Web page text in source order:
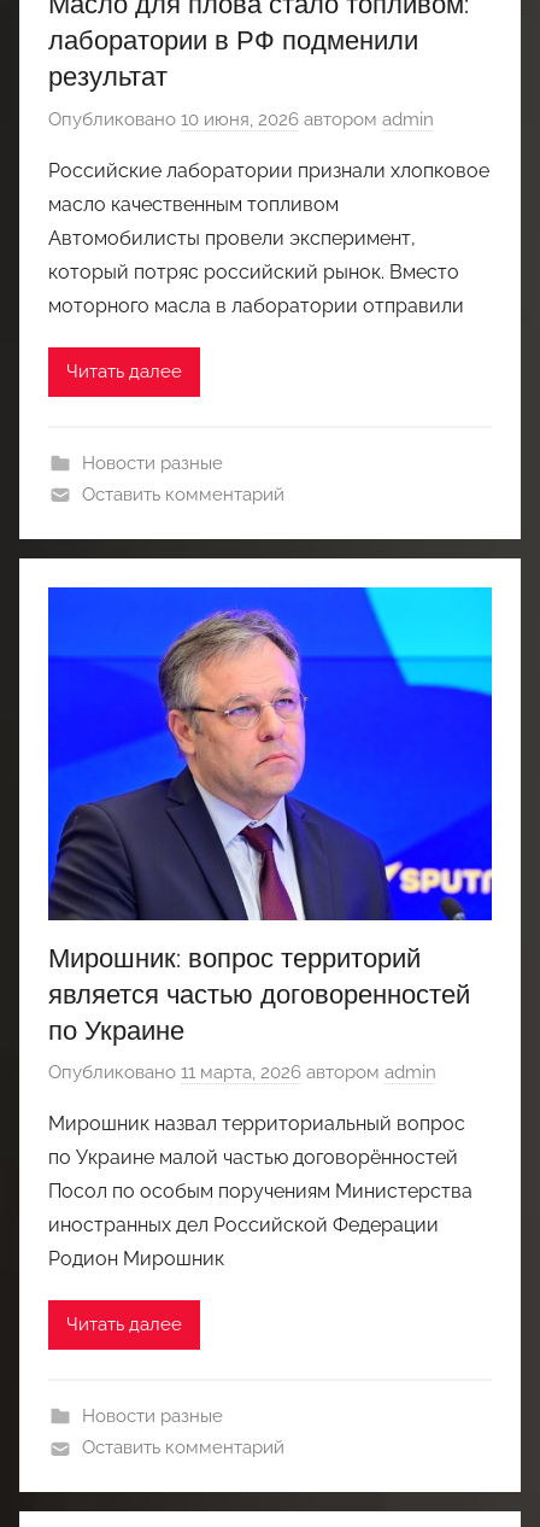
лаборатории в РФ подменили
результат
Опубликовано 10 июня, 2026 автором admin
Российские лаборатории признали хлопковое
масло качественным топливом
Автомобилисты провели эксперимент,
который потряс российский рынок. Вместо
моторного масла в лаборатории отправили
Читать далее
Новости разные
Оставить комментарий
Мирошник: вопрос территорий
является частью договоренностей
по Украине
Опубликовано 11 марта, 2026 автором admin
Мирошник назвал территориальный вопрос
по Украине малой частью договорённостей
Посол по особым поручениям Министерства
иностранных дел Российской Федерации
Родион Мирошник
Читать далее
Новости разные
Оставить комментарий